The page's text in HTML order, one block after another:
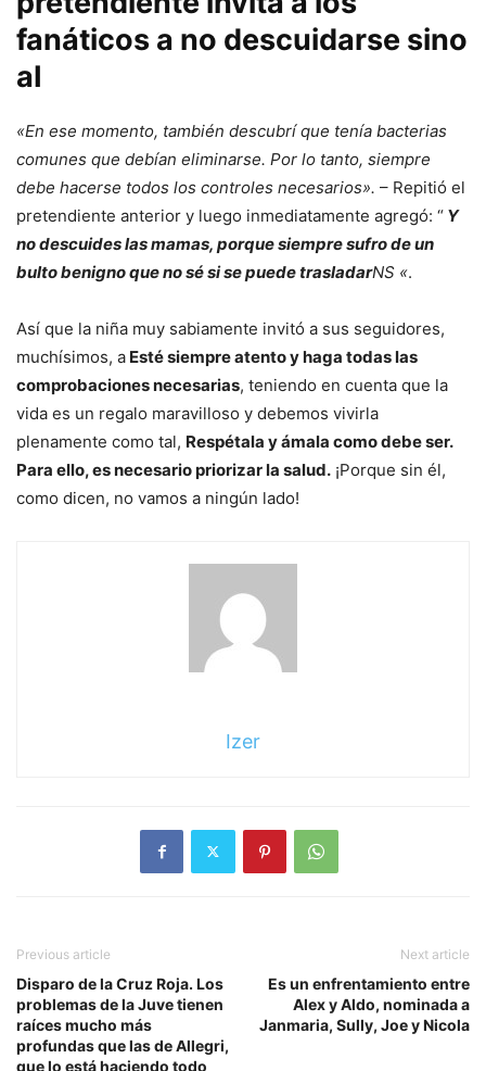
fanáticos a no descuidarse sino
aI
«En ese momento, también descubrí que tenía bacterias
comunes que debían eliminarse. Por lo tanto, siempre
debe hacerse todos los controles necesarios». – Repitió el
pretendiente anterior y luego inmediatamente agregó: “ Y
no descuides las mamas, porque siempre sufro de un
bulto benigno que no sé si se puede trasladarNS «.
Así que la niña muy sabiamente invitó a sus seguidores,
muchísimos, a Esté siempre atento y haga todas las
comprobaciones necesarias, teniendo en cuenta que la
vida es un regalo maravilloso y debemos vivirla
plenamente como tal, Respétala y ámala como debe ser.
Para ello, es necesario priorizar la salud. ¡Porque sin él,
como dicen, no vamos a ningún lado!
Izer
Previous article
Disparo de la Cruz Roja. Los
problemas de la Juve tienen
raíces mucho más
profundas que las de Allegri,
que lo está haciendo todo
Next article
Es un enfrentamiento entre
Alex y Aldo, nominada a
Janmaria, Sully, Joe y Nicola